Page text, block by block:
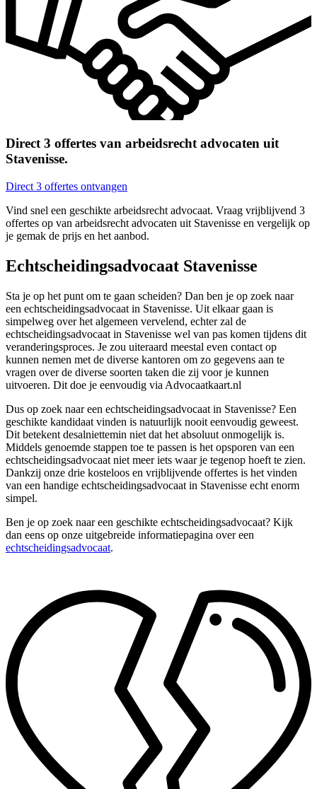
Direct 3 offertes van arbeidsrecht advocaten uit
Stavenisse.
Direct 3 offertes ontvangen
Vind snel een geschikte arbeidsrecht advocaat. Vraag vrijblijvend 3
offertes op van arbeidsrecht advocaten uit Stavenisse en vergelijk op
je gemak de prijs en het aanbod.
Echtscheidingsadvocaat Stavenisse
Sta je op het punt om te gaan scheiden? Dan ben je op zoek naar
een echtscheidingsadvocaat in Stavenisse. Uit elkaar gaan is
simpelweg over het algemeen vervelend, echter zal de
echtscheidingsadvocaat in Stavenisse wel van pas komen tijdens dit
veranderingsproces. Je zou uiteraard meestal even contact op
kunnen nemen met de diverse kantoren om zo gegevens aan te
vragen over de diverse soorten taken die zij voor je kunnen
uitvoeren. Dit doe je eenvoudig via Advocaatkaart.nl
Dus op zoek naar een echtscheidingsadvocaat in Stavenisse? Een
geschikte kandidaat vinden is natuurlijk nooit eenvoudig geweest.
Dit betekent desalniettemin niet dat het absoluut onmogelijk is.
Middels genoemde stappen toe te passen is het opsporen van een
echtscheidingsadvocaat niet meer iets waar je tegenop hoeft te zien.
Dankzij onze drie kosteloos en vrijblijvende offertes is het vinden
van een handige echtscheidingsadvocaat in Stavenisse echt enorm
simpel.
Ben je op zoek naar een geschikte echtscheidingsadvocaat? Kijk
dan eens op onze uitgebreide informatiepagina over een
echtscheidingsadvocaat.